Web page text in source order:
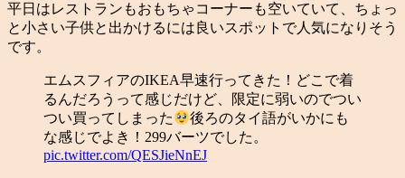
平日はレストランもおもちゃコーナーも空いていて、ちょっ
と小さい子供と出かけるには良いスポットで人気になりそう
です。
エムスフィアのIKEA早速行ってきた！どこで着
るんだろうって感じだけど、限定に弱いのでつい
つい買ってしまった
後ろのタイ語がいかにも
な感じでよき！299バーツでした。
pic.twitter.com/QESJieNnEJ